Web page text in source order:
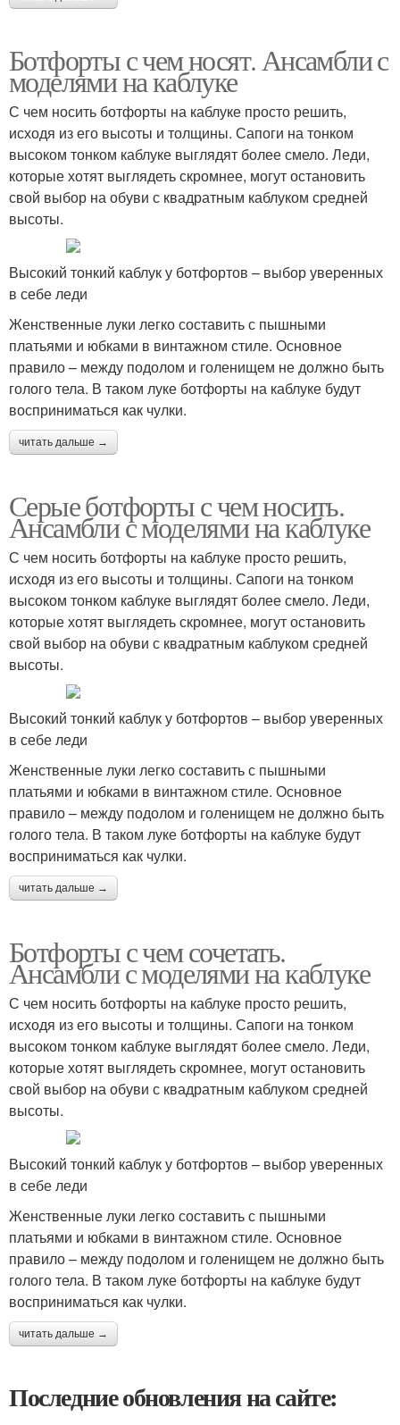
Ботфорты с чем носят. Ансамбли с
моделями на каблуке
С чем носить ботфорты на каблуке просто решить,
исходя из его высоты и толщины. Сапоги на тонком
высоком тонком каблуке выглядят более смело. Леди,
которые хотят выглядеть скромнее, могут остановить
свой выбор на обуви с квадратным каблуком средней
высоты.
Высокий тонкий каблук у ботфортов – выбор уверенных
в себе леди
Женственные луки легко составить с пышными
платьями и юбками в винтажном стиле. Основное
правило – между подолом и голенищем не должно быть
голого тела. В таком луке ботфорты на каблуке будут
восприниматься как чулки.
читать дальше →
Серые ботфорты с чем носить.
Ансамбли с моделями на каблуке
С чем носить ботфорты на каблуке просто решить,
исходя из его высоты и толщины. Сапоги на тонком
высоком тонком каблуке выглядят более смело. Леди,
которые хотят выглядеть скромнее, могут остановить
свой выбор на обуви с квадратным каблуком средней
высоты.
Высокий тонкий каблук у ботфортов – выбор уверенных
в себе леди
Женственные луки легко составить с пышными
платьями и юбками в винтажном стиле. Основное
правило – между подолом и голенищем не должно быть
голого тела. В таком луке ботфорты на каблуке будут
восприниматься как чулки.
читать дальше →
Ботфорты с чем сочетать.
Ансамбли с моделями на каблуке
С чем носить ботфорты на каблуке просто решить,
исходя из его высоты и толщины. Сапоги на тонком
высоком тонком каблуке выглядят более смело. Леди,
которые хотят выглядеть скромнее, могут остановить
свой выбор на обуви с квадратным каблуком средней
высоты.
Высокий тонкий каблук у ботфортов – выбор уверенных
в себе леди
Женственные луки легко составить с пышными
платьями и юбками в винтажном стиле. Основное
правило – между подолом и голенищем не должно быть
голого тела. В таком луке ботфорты на каблуке будут
восприниматься как чулки.
читать дальше →
Последние обновления на сайте: